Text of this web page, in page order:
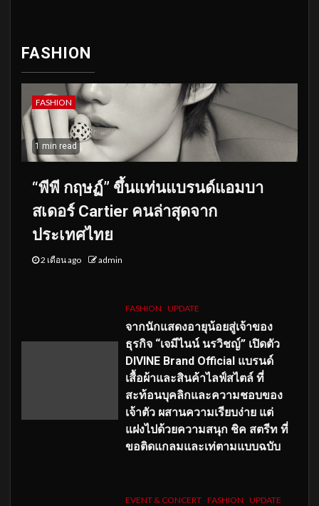
FASHION
FASHION
1 min read
“พีพี กฤษฏ์” ขึ้นแท่นแบรนด์แอมบา
สเดอร์ Cartier คนล่าสุดจาก
ประเทศไทย
2 เดือน ago admin
FASHION UPDATE
จากนักแสดงอายุน้อยสู่เจ้าของ
ธุรกิจ “เจมีไนน์ นรวิชญ์” เปิดตัว
DIVINE Brand Official แบรนด์
เสื้อผ้าและสินค้าไลฟ์สไตล์ ที่
สะท้อนบุคลิกและความชอบของ
เจ้าตัว ผสานความเรียบง่าย แต่
แฝงไปด้วยความสนุก ชิค สตรีท ที่
ขอติดแกลมและเท่ตามแบบฉบับ
EVENT & CONCERT FASHION UPDATE